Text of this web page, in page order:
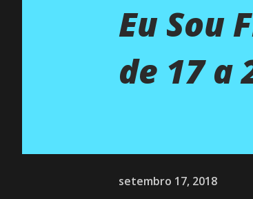
Eu Sou
de 17 a
setembro 17, 2018